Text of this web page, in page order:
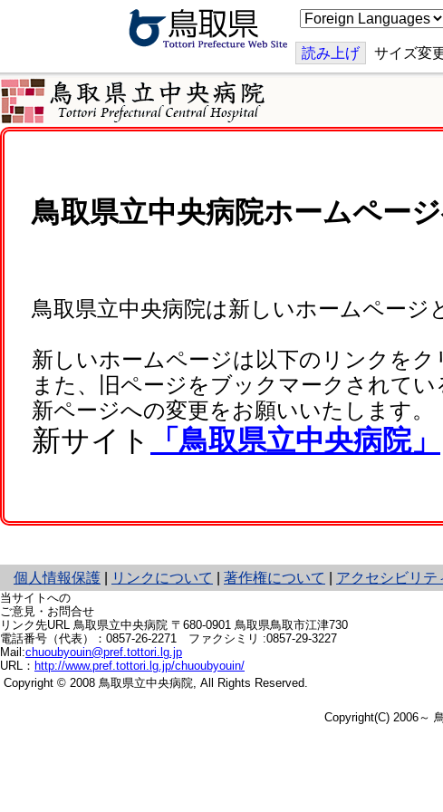
こ
の
ジ
を
る
読み上げ サイズ変
鳥取県立中央病院ホームペー
鳥取県立中央病院は新しいホームページ
新しいホームページは以下のリンクをク
また、旧ページをブックマークされてい
新ページへの変更をお願いいたします。
新サイト 「鳥取県立中央病院」
個人情報保護
と
り
ッ
ト
へ
の
リンクについて 著作権について アクセシビリテ
当サイトへの
ご意見・お問合せ
リンク先URL 鳥取県立中央病院 〒680-0901 鳥取県鳥取市江津730
電話番号（代表）： 0857-26-2271 ファクシミリ :0857-29-3227
Mail:chuoubyouin@pref.tottori.lg.jp
URL： http://www.pref.tottori.lg.jp/chuoubyouin/
Copyright © 2008 鳥取県立中央病院, All Rights Reserved.
Copyright(C) 2006～